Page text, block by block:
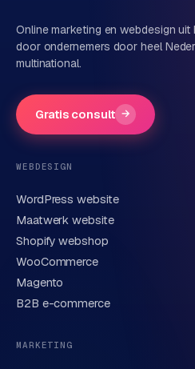
m
m
a
e
t
p
a
c
BRANCHE-
EXPERTISE
i
Bedrijfsnaam
Telefoonnummer(optioneel)
Korte omschrijving van je
Online marketing en webdesign
door ondernemers door heel
multinational.
Gratis consult →
WEBDESIGN
WordPress website
Maatwerk website
Shopify webshop
WooCommerce
Magento
B2B e-commerce
MARKETING